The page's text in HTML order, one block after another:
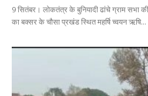
9 सितंबर। लोकतंत्र के बुनियादी ढांचे ग्राम सभा
का बक्सर के चौसा प्रखंड स्थित महर्षि च्वयन ऋषि...